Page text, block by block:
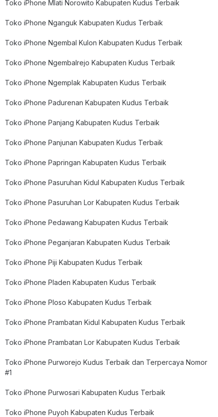
Toko iPhone Mlati Norowito Kabupaten Kudus Terbaik
Toko iPhone Nganguk Kabupaten Kudus Terbaik
Toko iPhone Ngembal Kulon Kabupaten Kudus Terbaik
Toko iPhone Ngembalrejo Kabupaten Kudus Terbaik
Toko iPhone Ngemplak Kabupaten Kudus Terbaik
Toko iPhone Padurenan Kabupaten Kudus Terbaik
Toko iPhone Panjang Kabupaten Kudus Terbaik
Toko iPhone Panjunan Kabupaten Kudus Terbaik
Toko iPhone Papringan Kabupaten Kudus Terbaik
Toko iPhone Pasuruhan Kidul Kabupaten Kudus Terbaik
Toko iPhone Pasuruhan Lor Kabupaten Kudus Terbaik
Toko iPhone Pedawang Kabupaten Kudus Terbaik
Toko iPhone Peganjaran Kabupaten Kudus Terbaik
Toko iPhone Piji Kabupaten Kudus Terbaik
Toko iPhone Pladen Kabupaten Kudus Terbaik
Toko iPhone Ploso Kabupaten Kudus Terbaik
Toko iPhone Prambatan Kidul Kabupaten Kudus Terbaik
Toko iPhone Prambatan Lor Kabupaten Kudus Terbaik
Toko iPhone Purworejo Kudus Terbaik dan Terpercaya Nomor
#1
Toko iPhone Purwosari Kabupaten Kudus Terbaik
Toko iPhone Puyoh Kabupaten Kudus Terbaik